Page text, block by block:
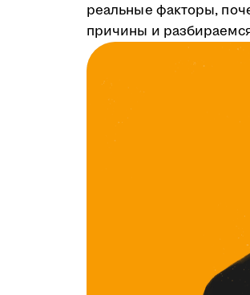
реальные факторы,
причины и